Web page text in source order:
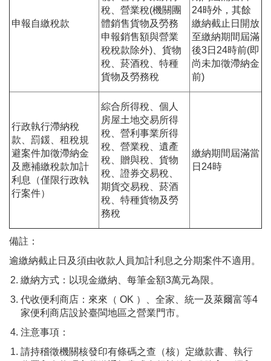
申報自繳稅款
稅、營業稅(機關團
體銷售貨物及勞務
申報銷售額與營業
稅稅款除外)、貨物
稅、菸酒稅、特種
貨物及勞務稅
24時外，其餘
繳納截止日開放
至繳納期間屆滿
後3日24時前(即
尚未加徵滯納金
前)
行政執行滯納稅
款、罰鍰、租稅規
避案件加徵滯納金
及應補繳稅款加計
利息（僅限行政執
行案件）
綜合所得稅、個人
房屋土地交易所得
稅、營利事業所得
稅、營業稅、遺產
稅、贈與稅、貨物
稅、證券交易稅、
期貨交易稅、菸酒
稅、特種貨物及勞
務稅
繳納期間屆滿當
日24時
備註：
逾繳納截止日及須由收款人員加計利息之分期案件不適用。
繳納方式：以現金繳納、每筆金額3萬元為限。
代收便利商店：來來（ OK ）、全家、統一及萊爾富等4
家便利商店設於臺閩地區之營業門市。
注意事項：
請持稽徵機關核發印有條碼之查（核）定繳款書、執行